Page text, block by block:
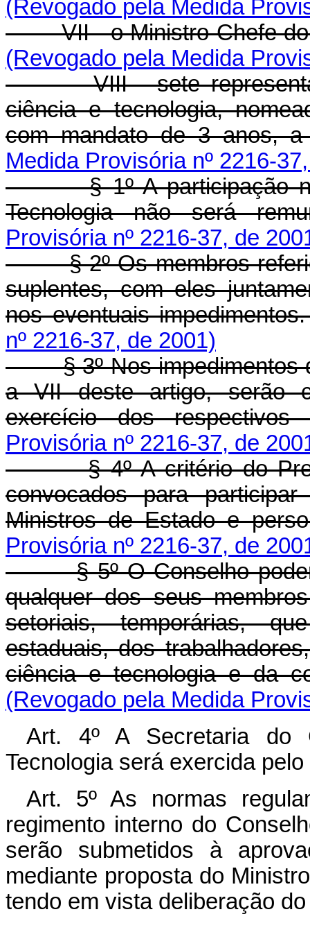
(Revogado pela Medida
VII - o Ministro-Chefe do
(Revogado pela Medida
VIII - sete
ciência e tecnologia,
com mandato de 3 anos,
Medida Provisória nº 2216-
§ 1º A participação no
Tecnologia não será
Provisória nº 2216-37, de
§ 2º Os membros
suplentes, com eles
nos eventuais
nº 2216-37, de 2001)
§ 3º Nos impedimentos
a VII deste artigo, serão
exercício dos
Provisória nº 2216-37, de
§ 4º A critério do
convocados para
Ministros de Estado e
Provisória nº 2216-37, de
§ 5º O Conselho poderá
qualquer dos seus
setoriais, temporárias,
estaduais, dos
ciência e tecnologia e da
(Revogado pela Medida
Art. 4º A Secretaria do
Tecnologia será exercida
Art. 5º As normas
regimento interno do
serão submetidos à
mediante proposta do
tendo em vista deliberação